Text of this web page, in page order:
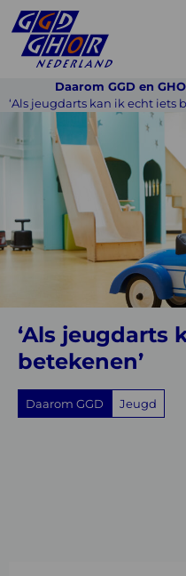
Daarom GGD en
‘Als jeugdarts kan ik echt iets
jeugdarts
ik
echt
iets
betekenen’
‘Als jeugdarts
betekenen’
Daarom GGD Jeugd